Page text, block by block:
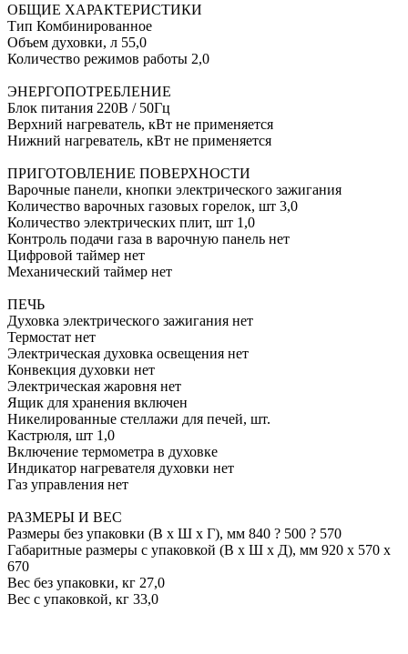
ОБЩИЕ ХАРАКТЕРИСТИКИ
Тип Комбинированное
Объем духовки, л 55,0
Количество режимов работы 2,0
ЭНЕРГОПОТРЕБЛЕНИЕ
Блок питания 220В / 50Гц
Верхний нагреватель, кВт не применяется
Нижний нагреватель, кВт не применяется
ПРИГОТОВЛЕНИЕ ПОВЕРХНОСТИ
Варочные панели, кнопки электрического зажигания
Количество варочных газовых горелок, шт 3,0
Количество электрических плит, шт 1,0
Контроль подачи газа в варочную панель нет
Цифровой таймер нет
Механический таймер нет
ПЕЧЬ
Духовка электрического зажигания нет
Термостат нет
Электрическая духовка освещения нет
Конвекция духовки нет
Электрическая жаровня нет
Ящик для хранения включен
Никелированные стеллажи для печей, шт.
Кастрюля, шт 1,0
Включение термометра в духовке
Индикатор нагревателя духовки нет
Газ управления нет
РАЗМЕРЫ И ВЕС
Размеры без упаковки (В x Ш x Г), мм 840 ? 500 ? 570
Габаритные размеры с упаковкой (В х Ш х Д), мм 920 х 570 х
670
Вес без упаковки, кг 27,0
Вес с упаковкой, кг 33,0